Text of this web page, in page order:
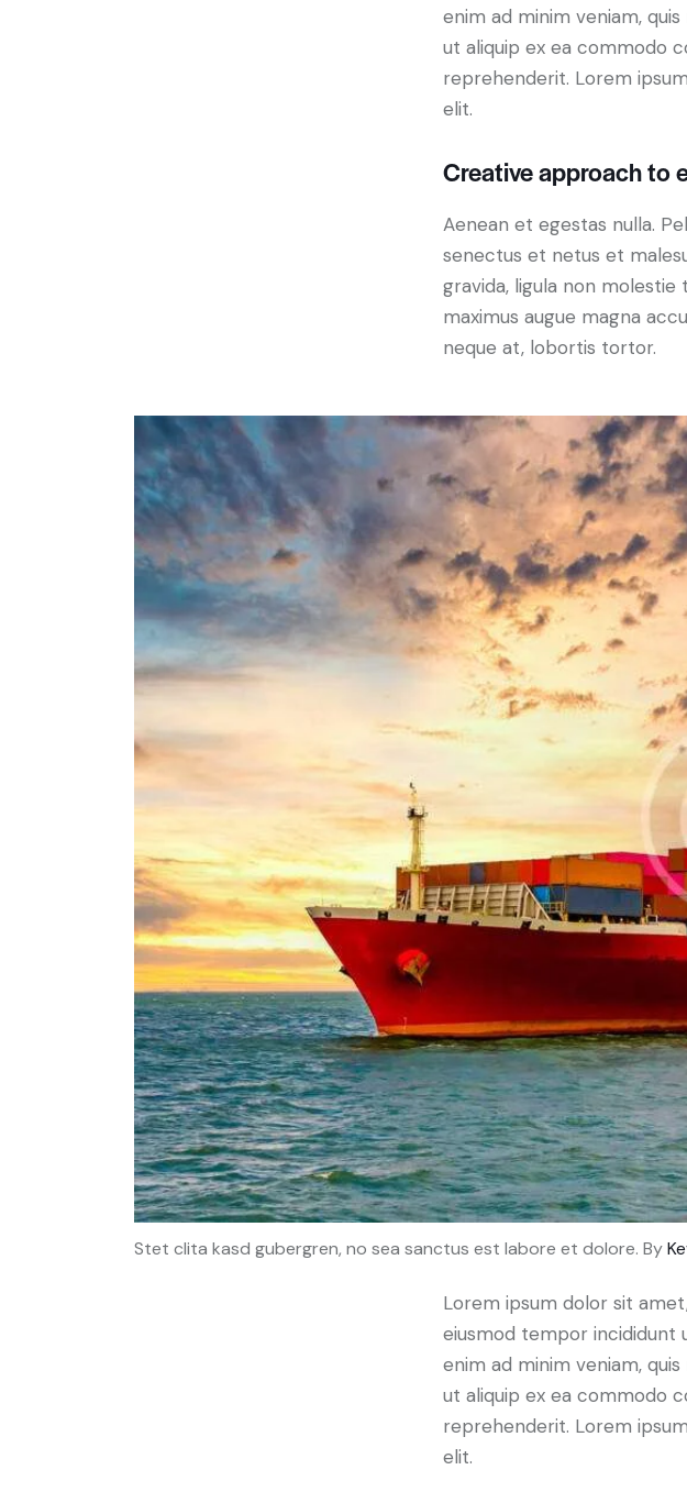
enim ad minim veniam,
ut aliquip ex ea commodo
reprehenderit. Lorem
elit.
Creative approach to
Aenean et egestas nulla.
senectus et netus et
gravida, ligula non
maximus augue magna
neque at, lobortis tortor.
Stet clita kasd gubergren, no sea sanctus est labore et dolore. By
Lorem ipsum dolor sit
eiusmod tempor incididunt
enim ad minim veniam,
ut aliquip ex ea commodo
reprehenderit. Lorem
elit.